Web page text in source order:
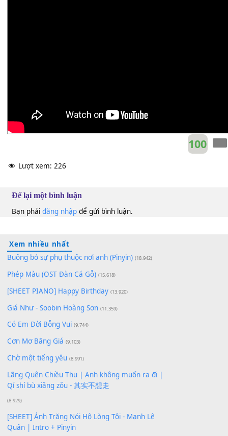
Lượt xem: 226
Để lại một bình luận
Bạn phải đăng nhập để gửi bình luận.
Buông bỏ sự phụ thuộc nơi anh (Pinyin)
Phép Màu (OST Đàn Cá Gỗ) (15.618)
[SHEET PIANO] Happy Birthday
Giá Như - Soobin Hoàng Sơn (11.359)